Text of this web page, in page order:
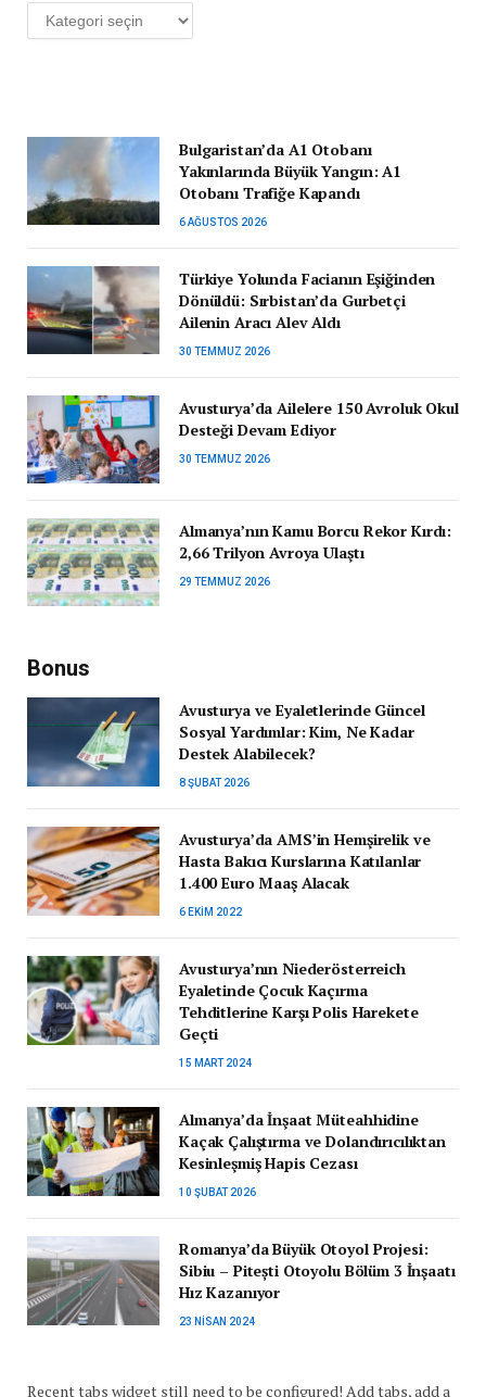
Kategoriler
Bulgaristan’da A1 Otobanı
Yakınlarında Büyük Yangın: A1
Otobanı Trafiğe Kapandı
6 AĞUSTOS 2026
Türkiye Yolunda Facianın Eşiğinden
Dönüldü: Sırbistan’da Gurbetçi
Ailenin Aracı Alev Aldı
30 TEMMUZ 2026
Avusturya’da Ailelere 150 Avroluk Okul
Desteği Devam Ediyor
30 TEMMUZ 2026
Almanya’nın Kamu Borcu Rekor Kırdı:
2,66 Trilyon Avroya Ulaştı
29 TEMMUZ 2026
Bonus
Avusturya ve Eyaletlerinde Güncel
Sosyal Yardımlar: Kim, Ne Kadar
Destek Alabilecek?
8 ŞUBAT 2026
Avusturya’da AMS’in Hemşirelik ve
Hasta Bakıcı Kurslarına Katılanlar
1.400 Euro Maaş Alacak
6 EKIM 2022
Avusturya’nın Niederösterreich
Eyaletinde Çocuk Kaçırma
Tehditlerine Karşı Polis Harekete
Geçti
15 MART 2024
Almanya’da İnşaat Müteahhidine
Kaçak Çalıştırma ve Dolandırıcılıktan
Kesinleşmiş Hapis Cezası
10 ŞUBAT 2026
Romanya’da Büyük Otoyol Projesi:
Sibiu – Pitești Otoyolu Bölüm 3 İnşaatı
Hız Kazanıyor
23 NISAN 2024
Recent tabs widget still need to be configured! Add tabs, add a